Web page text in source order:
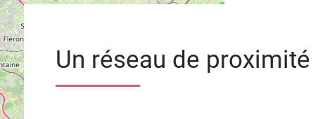
Un réseau de proximité